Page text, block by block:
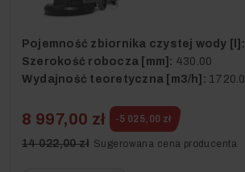
Pojemność zbiornika czystej wody [l]:
Szerokość robocza [mm]: 430.00
Wydajność teoretyczna [m3/h]:
8 997,00 zł -5 025,00 zł
14 022,00 zł Sugerowana cena producenta